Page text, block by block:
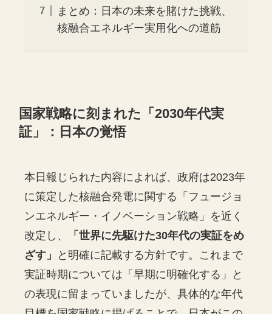
まとめ：日本の未来を賭けた挑戦、
核融合エネルギー実用化への道筋
国家戦略に刻まれた「2030年代実
証」：日本の覚悟
本日報じられた内容によれば、政府は2023年
に策定した核融合発電に関する「フュージョ
ンエネルギー・イノベーション戦略」を近く
改定し、
「世界に先駆けた30年代の実証をめ
ざす」
と明確に記載する方針です。これまで
実証時期については「早期に明確化する」と
の表現に留まっていましたが、具体的な年代